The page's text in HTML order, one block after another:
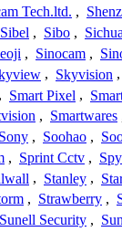
Tech.ltd. ,
Sibel , Sibo ,
, Sinocam ,
, Skyvision ,
, Smart Pixel ,
, Smartwares
Sony , Soohao ,
, Sprint Cctv ,
, Stanley ,
, Strawberry ,
Sunell Security ,